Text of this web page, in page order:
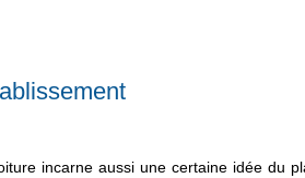
incarne aussi une certaine idée du